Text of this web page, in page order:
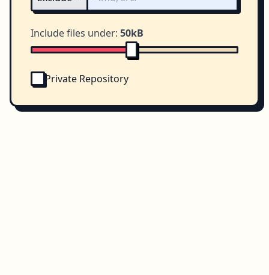
Include files under: 50kB
Private Repository